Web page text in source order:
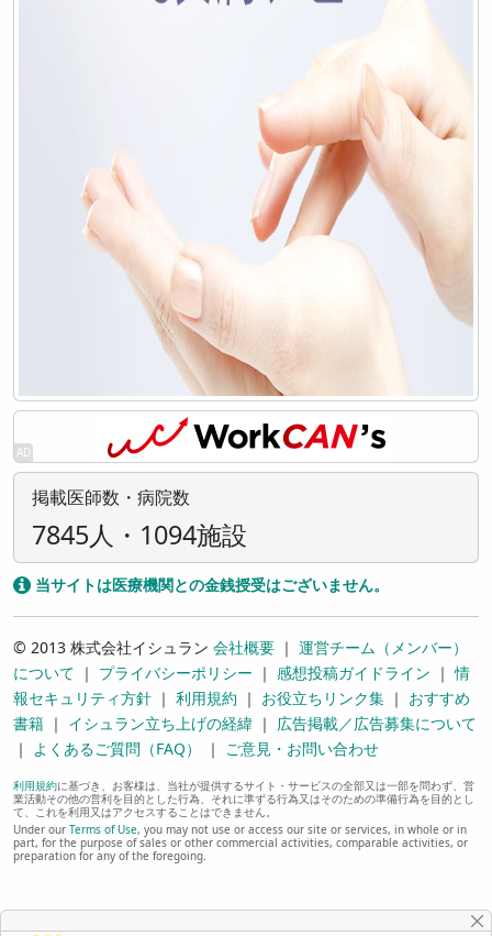
掲載医師数・病院数
7845人・1094施設
当サイトは医療機関との金銭授受はございません。
© 2013 株式会社イシュラン 会社概要 ｜ 運営チーム（メンバー）
について ｜ プライバシーポリシー ｜ 感想投稿ガイドライン ｜情
報セキュリティ方針 ｜ 利用規約 ｜ お役立ちリンク集 ｜ おすすめ
書籍 ｜ イシュラン立ち上げの経緯 ｜ 広告掲載／広告募集について
｜ よくあるご質問（FAQ） ｜ ご意見・お問い合わせ
利用規約に基づき、お客様は、当社が提供するサイト・サービスの全部又は一部を問わず、営
業活動その他の営利を目的とした行為、それに準ずる行為又はそのための準備行為を目的とし
て、これを利用又はアクセスすることはできません。
Under our Terms of Use, you may not use or access our site or services, in whole or in
part, for the purpose of sales or other commercial activities, comparable activities, or
preparation for any of the foregoing.